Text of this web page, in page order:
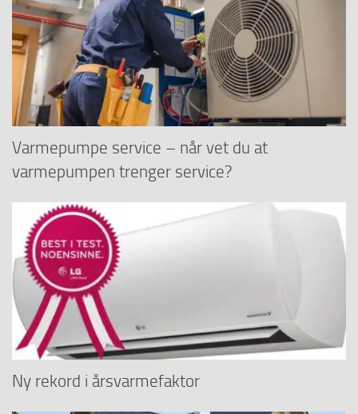
Varmepumpe service – når vet du at
varmepumpen trenger service?
Ny rekord i årsvarmefaktor